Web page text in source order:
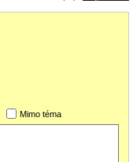
Mimo téma